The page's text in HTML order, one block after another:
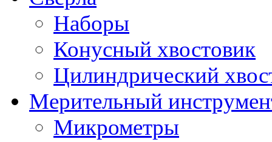
Наборы
Конусный хвостовик
Цилиндрический
Мерительный
Микрометры